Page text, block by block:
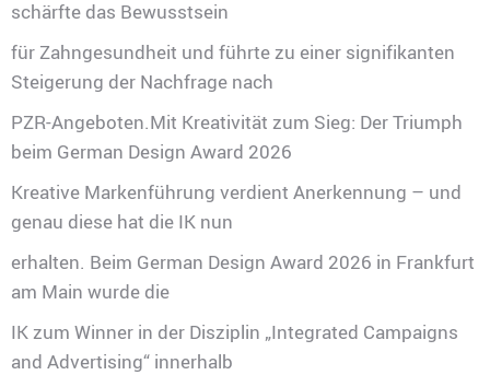
schärfte das Bewusstsein
für Zahngesundheit und führte zu einer signifikanten
Steigerung der Nachfrage nach
PZR-Angeboten.Mit Kreativität zum Sieg: Der Triumph
beim German Design Award 2026
Kreative Markenführung verdient Anerkennung – und
genau diese hat die IK nun
erhalten. Beim German Design Award 2026 in Frankfurt
am Main wurde die
IK zum Winner in der Disziplin „Integrated Campaigns
and Advertising“ innerhalb